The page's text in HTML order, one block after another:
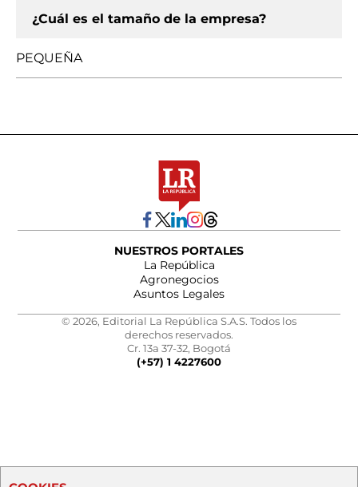
¿Cuál es el tamaño de la empresa?
PEQUEÑA
NUESTROS PORTALES
La República
Agronegocios
Asuntos Legales
© 2026, Editorial La República S.A.S. Todos los
derechos reservados.
Cr. 13a 37-32, Bogotá
(+57) 1 4227600